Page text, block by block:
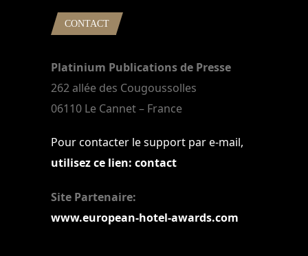
CONTACT
Platinium Publications de Presse
262 allée des Cougoussolles
06110 Le Cannet – France
Pour contacter le support par e-mail,
utilisez ce lien: contact
Site Partenaire:
www.european-hotel-awards.com